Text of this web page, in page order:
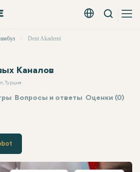
Русский - EUR
Вызов
Dent Akademi
Каналов
Турция
Вопросы и ответы Оценки (0)